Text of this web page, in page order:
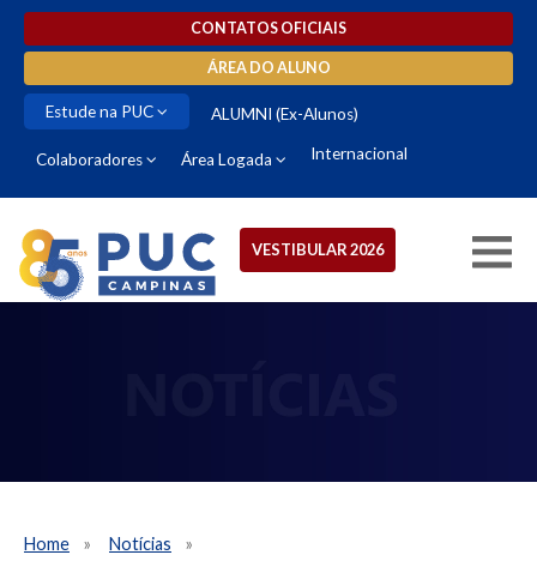
CONTATOS OFICIAIS
ÁREA DO ALUNO
Estude na PUC ALUMNI (Ex-Alunos)
Colaboradores Área Logada Internacional
VESTIBULAR 2026
Home
Notícias